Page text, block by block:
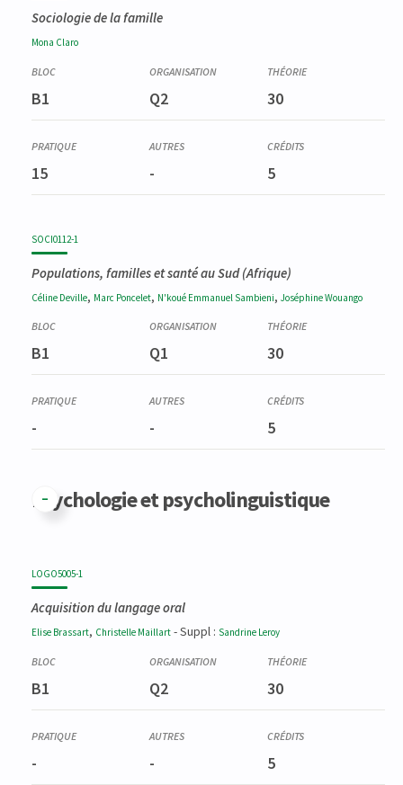
Sociologie de la famille
Mona Claro
B1 Q2 30
15 - 5
SOCI0112-1
Populations, familles et santé au Sud (Afrique)
Céline Deville, Marc Poncelet, N'koué Emmanuel Sambieni, JoséphineWouango
B1 Q1 30
- - 5
Psychologie et psycholinguistique
LOGO5005-1
Acquisition du langage oral
Elise Brassart, Christelle Maillart - Suppl : Sandrine Leroy
B1 Q2 30
- - 5